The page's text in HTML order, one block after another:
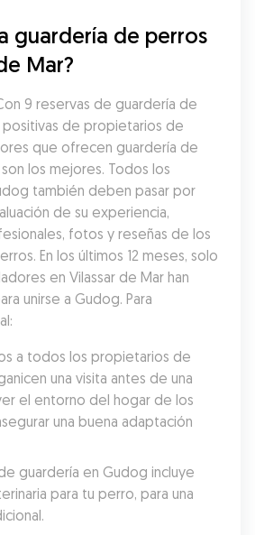
guardería de perros
Mar?
9 reservas de guardería de
positivas de propietarios de
que ofrecen guardería de
los mejores. Todos los
también deben pasar por
de su experiencia,
fotos y reseñas de los
En los últimos 12 meses, solo
en Vilassar de Mar han
unirse a Gudog. Para
a todos los propietarios de
una visita antes de una
el entorno del hogar de los
una buena adaptación
guardería en Gudog incluye
para tu perro, para una